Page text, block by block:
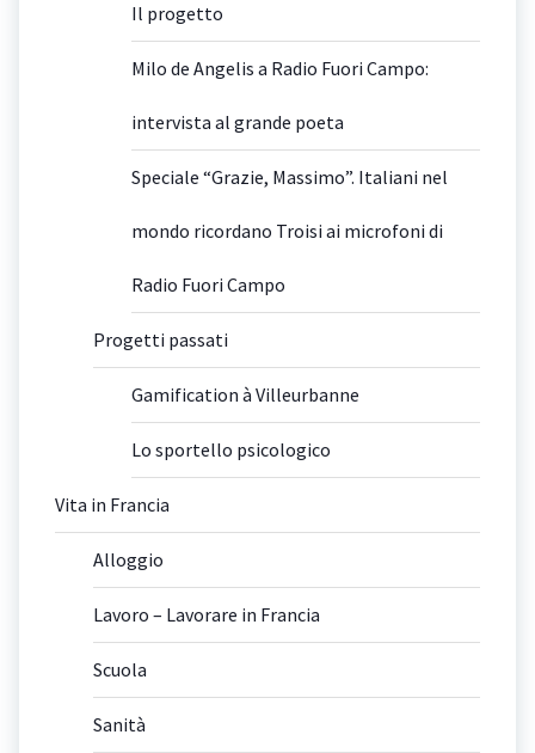
Il progetto
Milo de Angelis a Radio Fuori Campo:
intervista al grande poeta
Speciale “Grazie, Massimo”. Italiani nel
mondo ricordano Troisi ai microfoni di
Radio Fuori Campo
Progetti passati
Gamification à Villeurbanne
Lo sportello psicologico
Vita in Francia
Alloggio
Lavoro – Lavorare in Francia
Scuola
Sanità